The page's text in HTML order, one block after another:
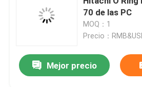
70 de las PC
MOQ：1
Precio：
Mejor precio